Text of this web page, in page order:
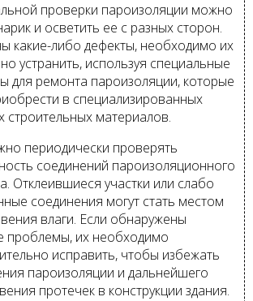
проверки пароизоляции можно
и осветить ее с разных сторон.
какие-либо дефекты, необходимо их
устранить, используя специальные
для ремонта пароизоляции, которые
в специализированных
строительных материалов.
периодически проверять
соединений пароизоляционного
Отклеившиеся участки или слабо
соединения могут стать местом
влаги. Если обнаружены
проблемы, их необходимо
исправить, чтобы избежать
пароизоляции и дальнейшего
протечек в конструкции здания.